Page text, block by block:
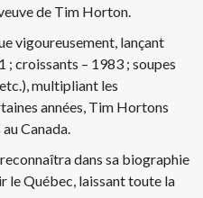
de Tim Horton.
vigoureusement, lançant
croissants – 1983 ; soupes
multipliant les
années, Tim Hortons
Canada.
dans sa biographie
le Québec, laissant toute la